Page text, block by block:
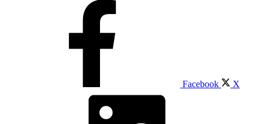
Facebook X